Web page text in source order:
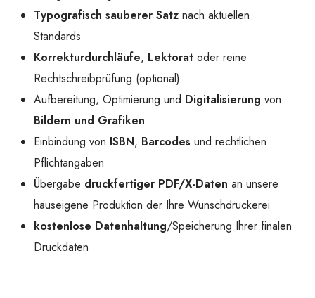
Typografisch sauberer Satz nach aktuellen
Standards
Korrekturdurchläufe, Lektorat oder reine
Rechtschreibprüfung (optional)
Aufbereitung, Optimierung und Digitalisierung von
Bildern und Grafiken
Einbindung von ISBN, Barcodes und rechtlichen
Pflichtangaben
Übergabe druckfertiger PDF/X-Daten an unsere
hauseigene Produktion der Ihre Wunschdruckerei
kostenlose Datenhaltung/Speicherung Ihrer finalen
Druckdaten